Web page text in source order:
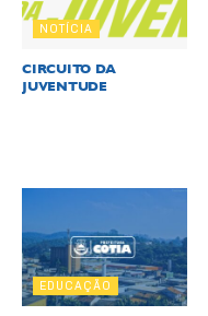
NOTÍCIA
CIRCUITO DA
JUVENTUDE
EDUCAÇÃO